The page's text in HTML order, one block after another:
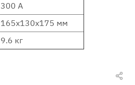
300 А
165x130x175 мм
9.6 кг